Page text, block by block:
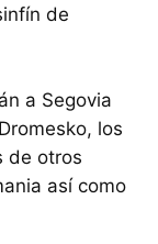
de
a Segovia
los
de otros
así como